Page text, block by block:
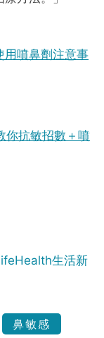
用噴鼻劑注意事
你抗敏招數＋噴
生活新
鼻敏感